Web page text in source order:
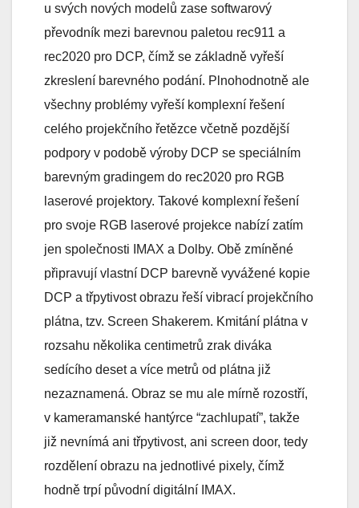
u svých nových modelů zase softwarový
převodník mezi barevnou paletou rec911 a
rec2020 pro DCP, čímž se základně vyřeší
zkreslení barevného podání. Plnohodnotně ale
všechny problémy vyřeší komplexní řešení
celého projekčního řetězce včetně pozdější
podpory v podobě výroby DCP se speciálním
barevným gradingem do rec2020 pro RGB
laserové projektory. Takové komplexní řešení
pro svoje RGB laserové projekce nabízí zatím
jen společnosti IMAX a Dolby. Obě zmíněné
připravují vlastní DCP barevně vyvážené kopie
DCP a třpytivost obrazu řeší vibrací projekčního
plátna, tzv. Screen Shakerem. Kmitání plátna v
rozsahu několika centimetrů zrak diváka
sedícího deset a více metrů od plátna již
nezaznamená. Obraz se mu ale mírně rozostří,
v kameramanské hantýrce “zachlupatí”, takže
již nevnímá ani třpytivost, ani screen door, tedy
rozdělení obrazu na jednotlivé pixely, čímž
hodně trpí původní digitální IMAX.